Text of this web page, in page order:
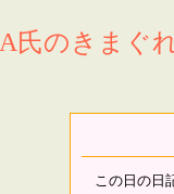
A氏のきまぐ
この日の日